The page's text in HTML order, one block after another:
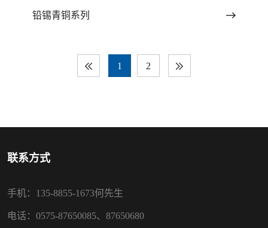
铅锡青铜系列
1 2
联系方式
手机：135-8855-1673何先生
电话：0575-87650085、87650680